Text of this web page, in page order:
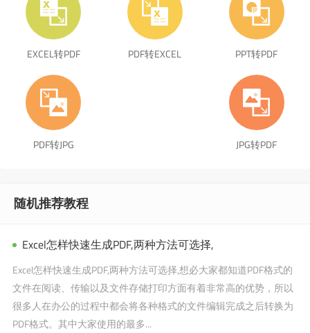
EXCEL转PDF PDF转EXCEL PPT转PDF
PDF转JPG JPG转PDF
随机推荐教程
Excel怎样快速生成PDF,两种方法可选择,
Excel怎样快速生成PDF,两种方法可选择,想必大家都知道PDF格式的
文件在阅读、传输以及文件存储打印方面有着非常高的优势，所以
很多人在办公的过程中都会将各种格式的文件编辑完成之后转换为
PDF格式。其中大家使用的最多...